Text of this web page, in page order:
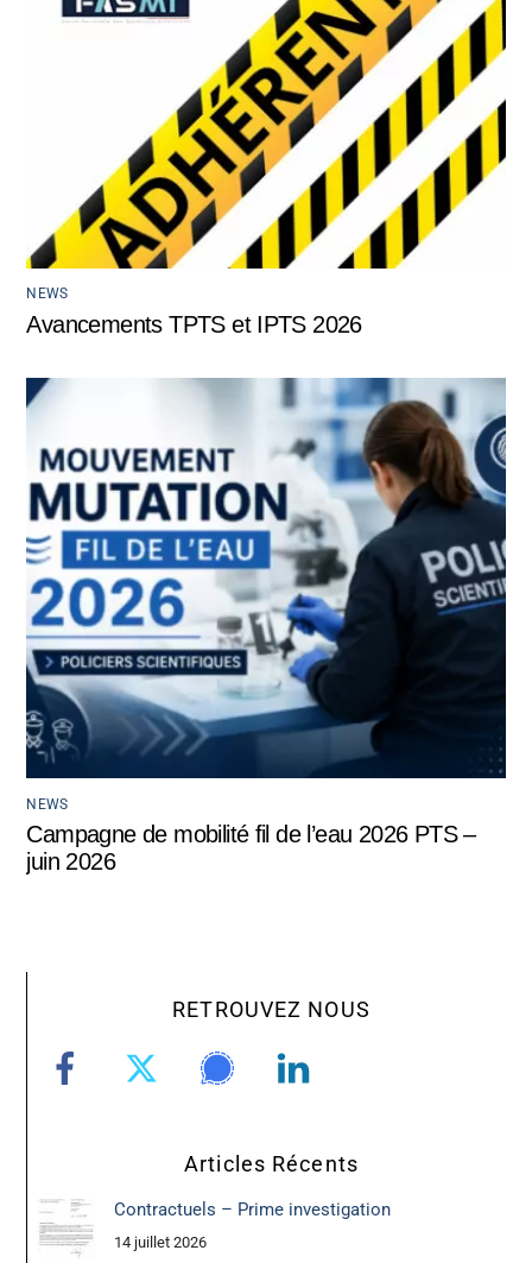
NEWS
Avancements TPTS et IPTS 2026
NEWS
Campagne de mobilité fil de l’eau 2026 PTS –
juin 2026
RETROUVEZ NOUS
Articles Récents
Contractuels – Prime investigation
14 juillet 2026